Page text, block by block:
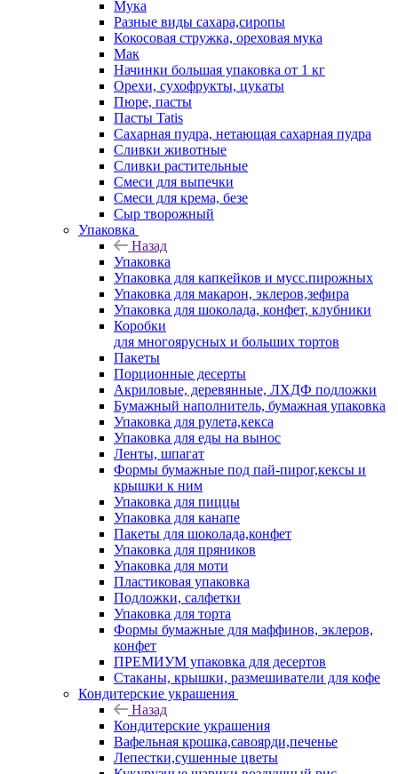
Мука
Разные виды сахара,сиропы
Кокосовая стружка, ореховая мука
Мак
Начинки большая упаковка от 1 кг
Орехи, сухофрукты, цукаты
Пюре, пасты
Пасты Tatis
Сахарная пудра, нетающая сахарная пудра
Сливки животные
Сливки растительные
Смеси для выпечки
Смеси для крема, безе
Сыр творожный
Упаковка
Назад
Упаковка
Упаковка для капкейков и мусс.пирожных
Упаковка для макарон, эклеров,зефира
Упаковка для шоколада, конфет, клубники
Коробки
для многоярусных и больших тортов
Пакеты
Порционные десерты
Акриловые, деревянные, ЛХДФ подложки
Бумажный наполнитель, бумажная упаковка
Упаковка для рулета,кекса
Упаковка для еды на вынос
Ленты, шпагат
Формы бумажные под пай-пирог,кексы и
крышки к ним
Упаковка для пиццы
Упаковка для канапе
Пакеты для шоколада,конфет
Упаковка для пряников
Упаковка для моти
Пластиковая упаковка
Подложки, салфетки
Упаковка для торта
Формы бумажные для маффинов, эклеров,
конфет
ПРЕМИУМ упаковка для десертов
Стаканы, крышки, размешиватели для кофе
Кондитерские украшения
Назад
Кондитерские украшения
Вафельная крошка,савоярди,печенье
Лепестки,сушенные цветы